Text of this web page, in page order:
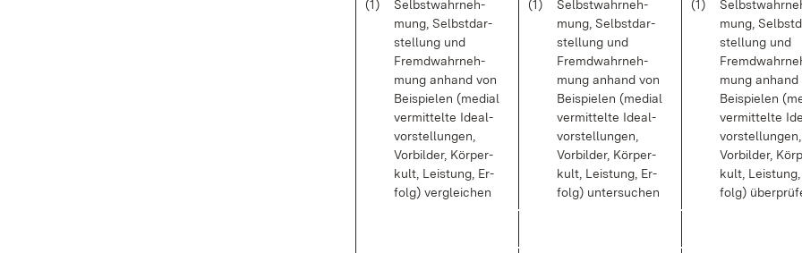
(1)
Selbst­wahr­neh­
mung, Selbst­dar­
stel­lung und
Fremd­wahr­neh­
mung an­hand von
Bei­spie­len (me­di­al
ver­mit­tel­te Ide­al­
vor­stel­lun­gen,
Vor­bil­der, Kör­per­
kult, Leis­tung, Er­
folg) ver­glei­chen
(1)
Selbst­wahr­neh­
mung, Selbst­dar­
stel­lung und
Fremd­wahr­neh­
mung an­hand von
Bei­spie­len (me­di­al
ver­mit­tel­te Ide­al­
vor­stel­lun­gen,
Vor­bil­der, Kör­per­
kult, Leis­tung, Er­
folg) un­ter­su­chen
(1)
mung,
stel­lung und
mung an­hand
Bei­spie­len
ver­mit­tel­te
vor­stel­lun­gen,
Vor­bil­der,
kult,
folg)